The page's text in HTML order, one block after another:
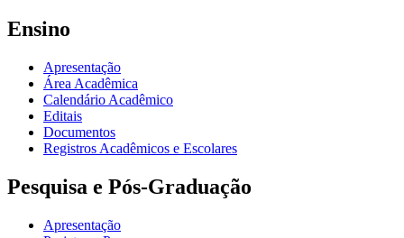
Ensino
Apresentação
Área Acadêmica
Calendário Acadêmico
Editais
Documentos
Registros Acadêmicos e Escolares
Pesquisa e Pós-Graduação
Apresentação